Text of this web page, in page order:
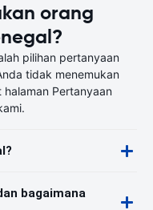
orang
pilihan pertanyaan
tidak menemukan
Pertanyaan
bagaimana